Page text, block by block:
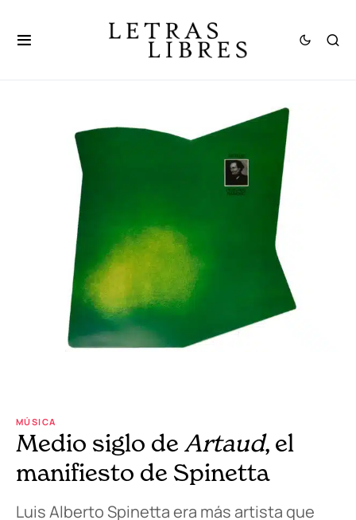
MÚSICA
Medio siglo de Artaud, el
manifiesto de Spinetta
Luis Alberto Spinetta era más artista que